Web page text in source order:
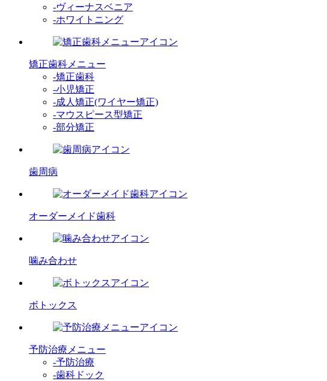
-ヴィーナスベニア
-ホワイトニング
矯正歯科メニュー
-矯正歯科
-小児矯正
-成人矯正(ワイヤー矯正)
-マウスピース型矯正
-部分矯正
歯周病
オーダーメイド歯科
噛み合わせ
ボトックス
予防治療メニュー
-予防治療
-歯科ドック